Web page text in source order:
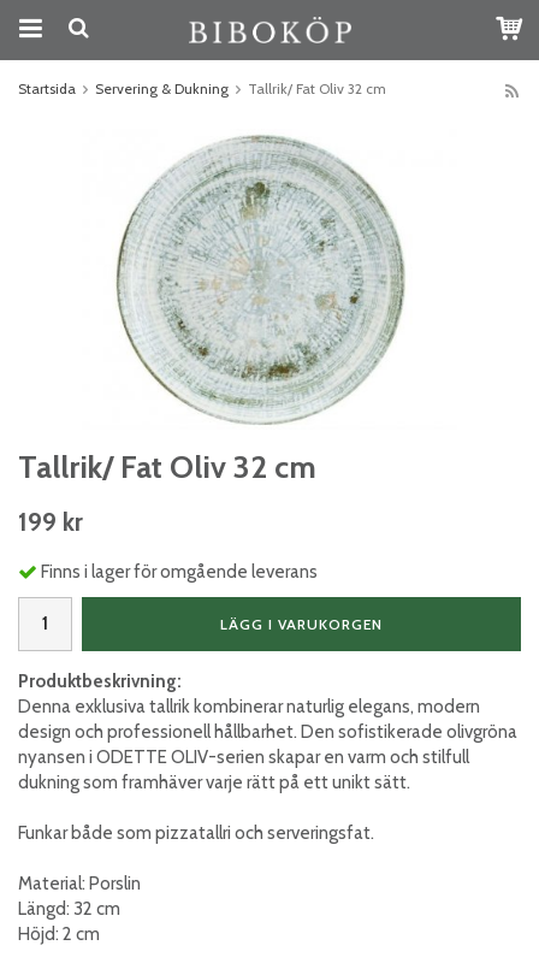
Startsida Servering & Dukning Tallrik/ Fat Oliv 32 cm
Tallrik/ Fat Oliv 32 cm
199 kr
Finns i lager för omgående leverans
LÄGG I VARUKORGEN
Produktbeskrivning:
Denna exklusiva tallrik kombinerar naturlig elegans, modern
design och professionell hållbarhet. Den sofistikerade olivgröna
nyansen i ODETTE OLIV-serien skapar en varm och stilfull
dukning som framhäver varje rätt på ett unikt sätt.
Funkar både som pizzatallri och serveringsfat.
Material: Porslin
Längd: 32 cm
Höjd: 2 cm